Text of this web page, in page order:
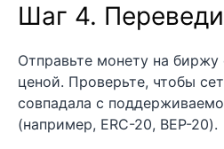
Шаг 4.
Отправьте монету на биржу
ценой. Проверьте, чтобы
совпадала с
(например, ERC-20, BEP-20).